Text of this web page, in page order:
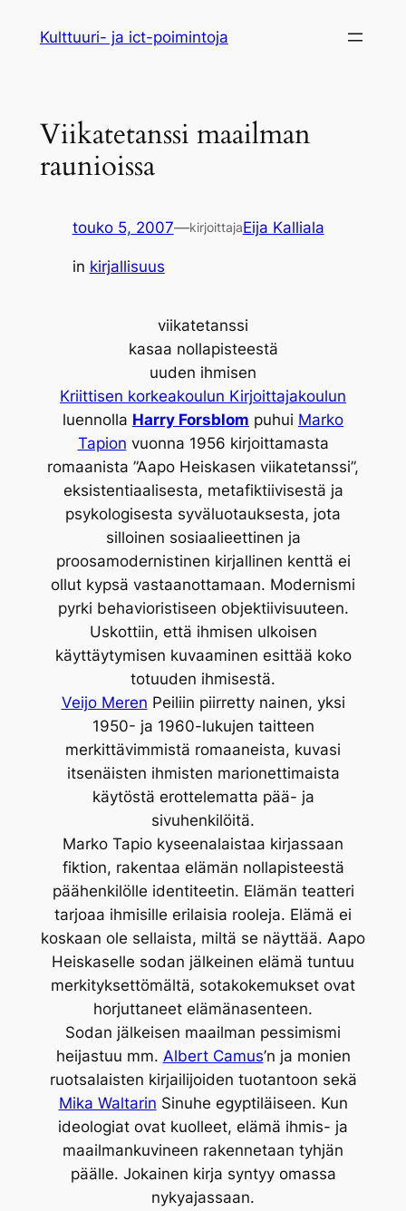
sisältöön
Kulttuuri- ja ict-poimintoja
Viikatetanssi maailman
raunioissa
touko 5, 2007—kirjoittajaEija Kalliala
in kirjallisuus
viikatetanssi
kasaa nollapisteestä
uuden ihmisen
Kriittisen korkeakoulun Kirjoittajakoulun
luennolla Harry Forsblom puhui Marko
Tapion vuonna 1956 kirjoittamasta
romaanista ”Aapo Heiskasen viikatetanssi”,
eksistentiaalisesta, metafiktiivisestä ja
psykologisesta syväluotauksesta, jota
silloinen sosiaalieettinen ja
proosamodernistinen kirjallinen kenttä ei
ollut kypsä vastaanottamaan. Modernismi
pyrki behavioristiseen objektiivisuuteen.
Uskottiin, että ihmisen ulkoisen
käyttäytymisen kuvaaminen esittää koko
totuuden ihmisestä.
Veijo Meren Peiliin piirretty nainen, yksi
1950- ja 1960-lukujen taitteen
merkittävimmistä romaaneista, kuvasi
itsenäisten ihmisten marionettimaista
käytöstä erottelematta pää- ja
sivuhenkilöitä.
Marko Tapio kyseenalaistaa kirjassaan
fiktion, rakentaa elämän nollapisteestä
päähenkilölle identiteetin. Elämän teatteri
tarjoaa ihmisille erilaisia rooleja. Elämä ei
koskaan ole sellaista, miltä se näyttää. Aapo
Heiskaselle sodan jälkeinen elämä tuntuu
merkityksettömältä, sotakokemukset ovat
horjuttaneet elämänasenteen.
Sodan jälkeisen maailman pessimismi
heijastuu mm. Albert Camus’n ja monien
ruotsalaisten kirjailijoiden tuotantoon sekä
Mika Waltarin Sinuhe egyptiläiseen. Kun
ideologiat ovat kuolleet, elämä ihmis- ja
maailmankuvineen rakennetaan tyhjän
päälle. Jokainen kirja syntyy omassa
nykyajassaan.